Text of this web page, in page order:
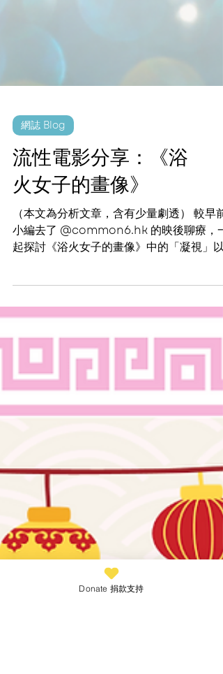
流性電影分享：《浴
火女子的畫像》
（本文為分析文章，含有少量劇透） 較早前
小編去了 @common6.hk 的映後聊療，一
起探討《浴火女子的畫像》中的「凝視」以
分享看完後的感受。 故事的背景設定是盲婚
啞嫁的年代，講述了一個女性畫家瑪麗安和
將被婚配的千金小姐愛洛絲之間禁忌的愛
情。...
Donate 捐款支持